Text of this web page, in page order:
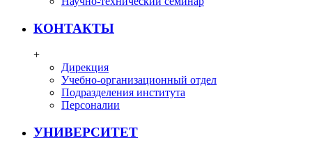
КОНТАКТЫ
+
Дирекция
Учебно-организационный отдел
Подразделения института
Персоналии
УНИВЕРСИТЕТ